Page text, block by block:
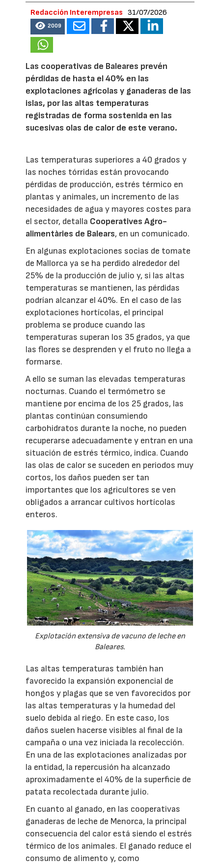
Redacción Interempresas 31/07/2026
2009
Las cooperativas de Baleares prevén
pérdidas de hasta el 40% en las
explotaciones agrícolas y ganaderas de las
islas, por las altas temperaturas
registradas de forma sostenida en las
sucesivas olas de calor de este verano.
Las temperaturas superiores a 40 grados y
las noches tórridas están provocando
pérdidas de producción, estrés térmico en
plantas y animales, un incremento de las
necesidades de agua y mayores costes para
el sector, detalla Cooperatives Agro-
alimentàries de Balears, en un comunicado.
En algunas explotaciones socias de tomate
de Mallorca ya se ha perdido alrededor del
25% de la producción de julio y, si las altas
temperaturas se mantienen, las pérdidas
podrían alcanzar el 40%. En el caso de las
explotaciones hortícolas, el principal
problema se produce cuando las
temperaturas superan los 35 grados, ya que
las flores se desprenden y el fruto no llega a
formarse.
A ello se suman las elevadas temperaturas
nocturnas. Cuando el termómetro se
mantiene por encima de los 25 grados, las
plantas continúan consumiendo
carbohidratos durante la noche, no pueden
recuperarse adecuadamente y entran en una
situación de estrés térmico, indica. Cuando
las olas de calor se suceden en periodos muy
cortos, los daños pueden ser tan
importantes que los agricultores se ven
obligados a arrancar cultivos hortícolas
enteros.
Explotación extensiva de vacuno de leche en
Baleares.
Las altas temperaturas también han
favorecido la expansión exponencial de
hongos y plagas que se ven favorecidos por
las altas temperaturas y la humedad del
suelo debida al riego. En este caso, los
daños suelen hacerse visibles al final de la
campaña o una vez iniciada la recolección.
En una de las explotaciones analizadas por
la entidad, la repercusión ha alcanzado
aproximadamente el 40% de la superficie de
patata recolectada durante julio.
En cuanto al ganado, en las cooperativas
ganaderas de leche de Menorca, la principal
consecuencia del calor está siendo el estrés
térmico de los animales. El ganado reduce el
consumo de alimento y, como